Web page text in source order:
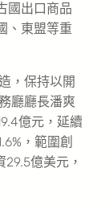
國出口商品
、東盟等重
，保持以開
廳廳長潘爽
億元，延續
，範圍創
億美元，